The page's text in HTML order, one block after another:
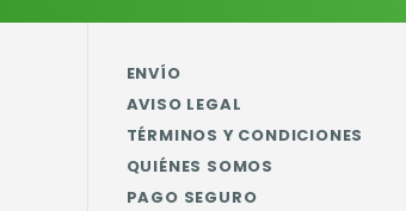
ENVÍO
AVISO LEGAL
TÉRMINOS Y CONDICIONES
QUIÉNES SOMOS
PAGO SEGURO